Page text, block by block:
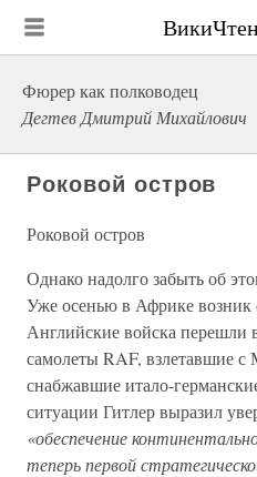
Фюрер как полководец
Дегтев Дмитрий Михайлович
Роковой остров
Роковой остров
Однако надолго забыть об
Уже осенью в Африке возник
Английские войска перешли
самолеты RAF, взлетавшие с
снабжавшие итало-
ситуации Гитлер выразил
«обеспечение
теперь первой